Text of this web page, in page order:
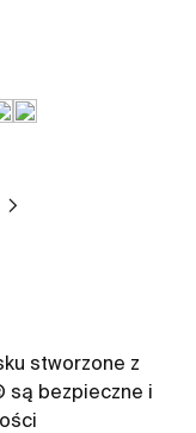
stworzone z
są bezpieczne i